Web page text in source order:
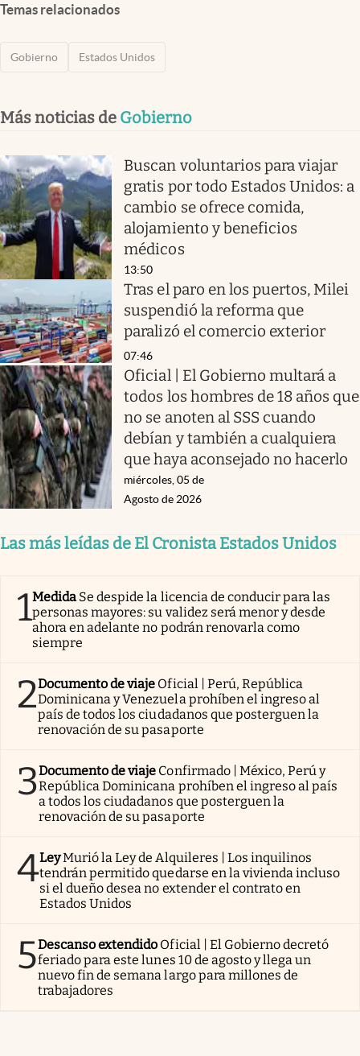
Temas relacionados
Gobierno Estados Unidos
Más noticias de Gobierno
Buscan voluntarios para viajar
gratis por todo Estados Unidos: a
cambio se ofrece comida,
alojamiento y beneficios
médicos
13:50
Tras el paro en los puertos, Milei
suspendió la reforma que
paralizó el comercio exterior
07:46
Oficial | El Gobierno multará a
todos los hombres de 18 años que
no se anoten al SSS cuando
debían y también a cualquiera
que haya aconsejado no hacerlo
miércoles, 05 de
Agosto de 2026
Las más leídas de El Cronista Estados Unidos
1Medida Se despide la licencia de conducir para las
personas mayores: su validez será menor y desde
ahora en adelante no podrán renovarla como
siempre
2Documento de viaje Oficial | Perú, República
Dominicana y Venezuela prohíben el ingreso al
país de todos los ciudadanos que posterguen la
renovación de su pasaporte
3Documento de viaje Confirmado | México, Perú y
República Dominicana prohíben el ingreso al país
a todos los ciudadanos que posterguen la
renovación de su pasaporte
4LeyMurió la Ley de Alquileres | Los inquilinos
tendrán permitido quedarse en la vivienda incluso
si el dueño desea no extender el contrato en
Estados Unidos
5Descanso extendido Oficial | El Gobierno decretó
feriado para este lunes 10 de agosto y llega un
nuevo fin de semana largo para millones de
trabajadores